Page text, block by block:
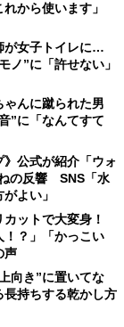
から使います」
が女子トイレに…
ノ”に「許せない」
ゃんに蹴られた男
”に「なんてすて
公式が紹介「ウォ
の反響 SNS「水
よい」
カットで大変身！
！？」「かっこい
声
向き”に置いてな
持ちする乾かし方